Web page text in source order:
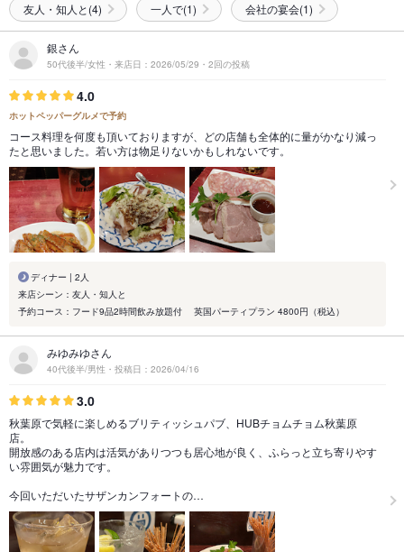
友人・知人と(4) 一人で(1) 会社の宴会(1)
銀さん
50代後半/女性・来店日：2026/05/29・2回の投稿
4.0
ホットペッパーグルメで予約
コース料理を何度も頂いておりますが、どの店舗も全体的に量がかなり減っ
たと思いました。若い方は物足りないかもしれないです。
ディナー | 2人
来店シーン：友人・知人と
予約コース：フード9品2時間飲み放題付 英国パーティプラン 4800円（税込）
みゆみゆさん
40代後半/男性・投稿日：2026/04/16
3.0
秋葉原で気軽に楽しめるブリティッシュパブ、HUBチョムチョム秋葉原
店。
開放感のある店内は活気がありつつも居心地が良く、ふらっと立ち寄りやす
い雰囲気が魅力です。
今回いただいたサザンカンフォートの…